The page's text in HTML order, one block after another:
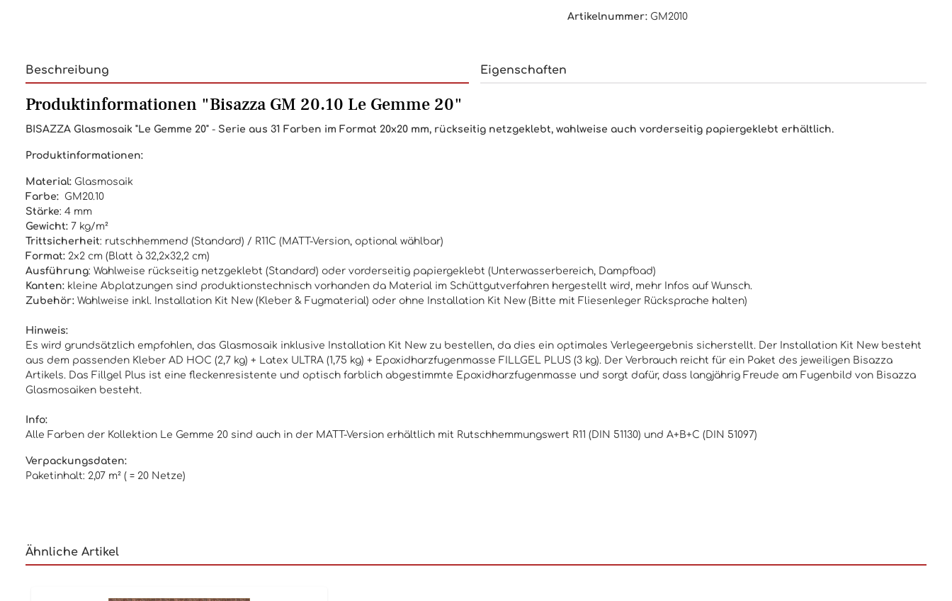
Artikelnummer: GM2010
Beschreibung Eigenschaften
Produktinformationen "Bisazza GM 20.10 Le Gemme 20"
BISAZZA Glasmosaik "Le Gemme 20" - Serie aus 31 Farben im Format 20x20 mm, rückseitig netzgeklebt, wahlweise auch vorderseitig papiergeklebt erhältlich.
Produktinformationen:
Material: Glasmosaik
Farbe: GM20.10
Stärke: 4 mm
Gewicht: 7 kg/m²
Trittsicherheit: rutschhemmend (Standard) / R11C (MATT-Version, optional wählbar)
Format: 2x2 cm (Blatt à 32,2x32,2 cm)
Ausführung: Wahlweise rückseitig netzgeklebt (Standard) oder vorderseitig papiergeklebt (Unterwasserbereich, Dampfbad)
Kanten: kleine Abplatzungen sind produktionstechnisch vorhanden da Material im Schüttgutverfahren hergestellt wird, mehr Infos auf Wunsch.
Zubehör: Wahlweise inkl. Installation Kit New ( Kleber & Fugmaterial) oder ohne Installation Kit New (Bitte mit Fliesenleger Rücksprache halten)
Hinweis:
Es wird grundsätzlich empfohlen, das Glasmosaik inklusive Installation Kit New zu bestellen, da dies ein optimales Verlegeergebnis sicherstellt. Der Installation Kit New besteht
aus dem passenden Kleber AD HOC (2,7 kg) + Latex ULTRA (1,75 kg) + Epoxidharzfugenmasse FILLGEL PLUS (3 kg). Der Verbrauch reicht für ein Paket des jeweiligen Bisazza
Artikels. Das Fillgel Plus ist eine fleckenresistente und optisch farblich abgestimmte Epoxidharzfugenmasse und sorgt dafür, dass langjährig Freude am Fugenbild von Bisazza
Glasmosaiken besteht.
Info:
Alle Farben der Kollektion Le Gemme 20 sind auch in der MATT-Version erhältlich mit Rutschhemmungswert R11 (DIN 51130) und A+B+C (DIN 51097)
Verpackungsdaten:
Paketinhalt: 2,07 m² ( = 20 Netze)
Ähnliche Artikel